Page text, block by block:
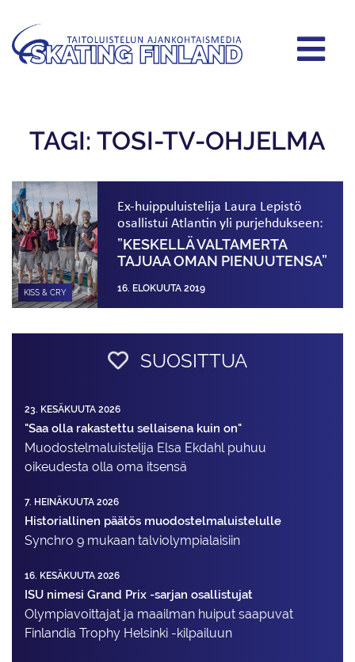
TAGI: TOSI-TV-OHJELMA
KISS & CRY
Ex-huippuluistelija Laura Lepistö
osallistui Atlantin yli purjehdukseen:
”KESKELLÄ VALTAMERTA
TAJUAA OMAN PIENUUTENSA”
16. ELOKUUTA 2019
SUOSITTUA
23. KESÄKUUTA 2026
"Saa olla rakastettu sellaisena kuin on"
Muodostelma­luistelija Elsa Ekdahl puhuu
oikeudesta olla oma itsensä
7. HEINÄKUUTA 2026
Historiallinen päätös muodostelmaluistelulle
Synchro 9 mukaan talviolympialaisiin
16. KESÄKUUTA 2026
ISU nimesi Grand Prix -sarjan osallistujat
Olympiavoittajat ja maailman huiput saapuvat
Finlandia Trophy Helsinki -kilpailuun